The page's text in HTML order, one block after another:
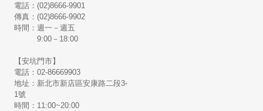
電話：(02)8666-9901
傳真：(02)8666-9902
時間：週一－週五
9:00－18:00
【安坑門市】
電話：02-86669903
地址：新北市新店區安康路二段3-
1號
時間：11:00~20:00